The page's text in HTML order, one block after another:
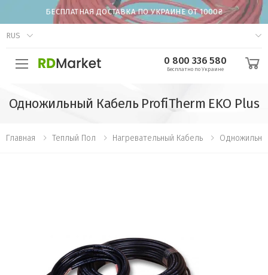
БЕСПЛАТНАЯ ДОСТАВКА ПО УКРАИНЕ ОТ 1000₴
RUS
0 800 336 580
Бесплатно по Украине
Одножильный Кабель ProfiTherm EKO Plus
Главная Теплый Пол Нагревательный Кабель